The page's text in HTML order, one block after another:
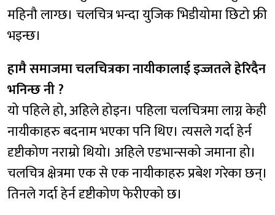
महिनौ लाग्छ। चलचित्र भन्दा युजिक भिडीयोमा छिटो फ्री
भइन्छ।
हामै समाजमा चलचित्रका नायीकालाई इज्जतले हेरिदैन
भनिन्छ नी ?
यो पहिले हो, अहिले होइन। पहिला चलचित्रमा लाग्न केही
नायीकाहरु बदनाम भएका पनि थिए। त्यसले गर्दा हेर्न
दृष्टीकोण नराम्रो थियो। अहिले एडभान्सको जमाना हो।
चलचित्र क्षेत्रमा एक से एक नायीकाहरु प्रबेश गरेका छन्।
तिनले गर्दा हेर्न दृष्टीकोण फेरीएको छ।